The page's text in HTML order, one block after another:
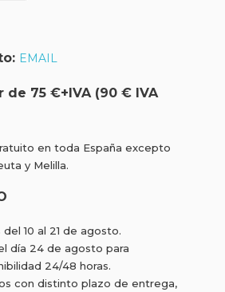
EMAIL
de 75 €+IVA (90 € IVA
en toda España excepto
y Melilla.
10 al 21 de agosto.
día 24 de agosto para
24/48 horas.
con distinto plazo de entrega,